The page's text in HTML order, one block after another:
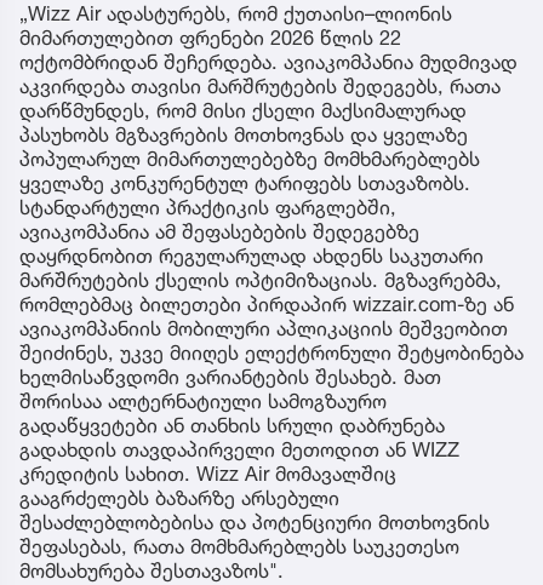
„Wizz Air ადასტურებს, რომ ქუთაისი–ლიონის
მიმართულებით ფრენები 2026 წლის 22
ოქტომბრიდან შეჩერდება. ავიაკომპანია მუდმივად
აკვირდება თავისი მარშრუტების შედეგებს, რათა
დარწმუნდეს, რომ მისი ქსელი მაქსიმალურად
პასუხობს მგზავრების მოთხოვნას და ყველაზე
პოპულარულ მიმართულებებზე მომხმარებლებს
ყველაზე კონკურენტულ ტარიფებს სთავაზობს.
სტანდარტული პრაქტიკის ფარგლებში,
ავიაკომპანია ამ შეფასებების შედეგებზე
დაყრდნობით რეგულარულად ახდენს საკუთარი
მარშრუტების ქსელის ოპტიმიზაციას. მგზავრებმა,
რომლებმაც ბილეთები პირდაპირ wizzair.com-ზე ან
ავიაკომპანიის მობილური აპლიკაციის მეშვეობით
შეიძინეს, უკვე მიიღეს ელექტრონული შეტყობინება
ხელმისაწვდომი ვარიანტების შესახებ. მათ
შორისაა ალტერნატიული სამოგზაურო
გადაწყვეტები ან თანხის სრული დაბრუნება
გადახდის თავდაპირველი მეთოდით ან WIZZ
კრედიტის სახით. Wizz Air მომავალშიც
გააგრძელებს ბაზარზე არსებული
შესაძლებლობებისა და პოტენციური მოთხოვნის
შეფასებას, რათა მომხმარებლებს საუკეთესო
მომსახურება შესთავაზოს".